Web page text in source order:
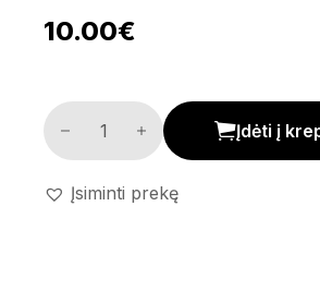
10.00€
Serviravimo rinkinys su
Įdėti į
Įsiminti prekę